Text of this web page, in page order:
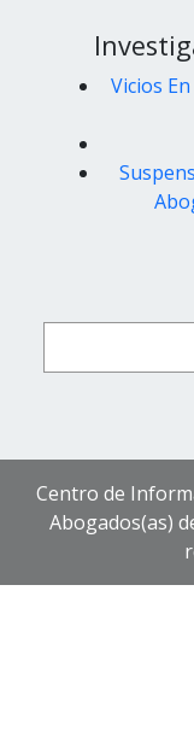
Vicios
Centro de
Abogados(as)